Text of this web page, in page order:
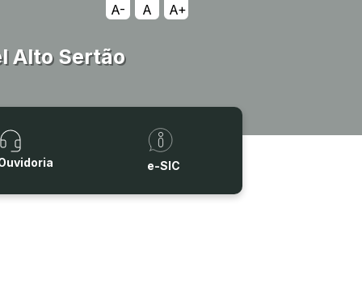
A- A A+
Alto Sertão
e-SIC